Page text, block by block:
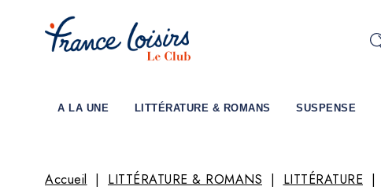
A LA UNE LITTÉRATURE & ROMANS SUSPENSE
Accueil LITTÉRATURE & ROMANS LITTÉRATURE